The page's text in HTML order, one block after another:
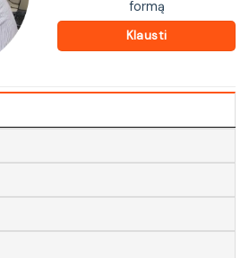
formą
Klausti